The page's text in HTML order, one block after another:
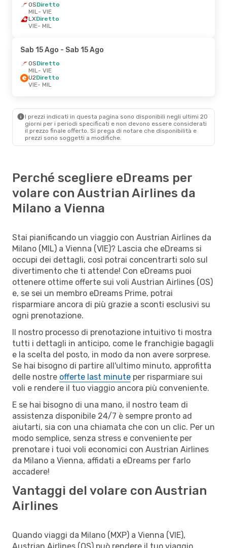
OSDiretto
MIL- VIE
LXDiretto
VIE- MIL
Sab 15 Ago - Sab 15 Ago
OSDiretto
MIL- VIE
U2Diretto
VIE- MIL
I prezzi indicati in questa pagina sono disponibili negli ultimi 20
giorni per i periodi specificati e non devono essere considerati
il ​​prezzo finale offerto. Si prega di notare che disponibilità e
prezzi sono soggetti a modifiche.
Perché scegliere eDreams per
volare con Austrian Airlines da
Milano a Vienna
Stai pianificando un viaggio con Austrian Airlines da
Milano (MIL) a Vienna (VIE)? Lascia che eDreams si
occupi dei dettagli, così potrai concentrarti solo sul
divertimento che ti attende! Con eDreams puoi
ottenere ottime offerte sui voli Austrian Airlines (OS)
e, se sei un membro eDreams Prime, potrai
risparmiare ancora di più grazie a sconti esclusivi su
ogni prenotazione.
Il nostro processo di prenotazione intuitivo ti mostra
tutti i dettagli in anticipo, come le franchigie bagagli
e la scelta del posto, in modo da non avere sorprese.
Se hai bisogno di partire all'ultimo minuto, approfitta
delle nostre offerte last minute per risparmiare sui
voli e rendere il tuo viaggio ancora più conveniente.
E se hai bisogno di una mano, il nostro team di
assistenza disponibile 24/7 è sempre pronto ad
aiutarti, sia con una chiamata che con un clic. Per un
modo semplice, senza stress e conveniente per
prenotare i tuoi voli economici con Austrian Airlines
da Milano a Vienna, affidati a eDreams per farlo
accadere!
Vantaggi del volare con Austrian
Airlines
Quando viaggi da Milano (MXP) a Vienna (VIE),